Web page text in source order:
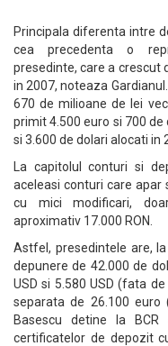
Principala diferenta intre
cea precedenta o
presedinte, care a crescut
in 2007, noteaza
670 de milioane de lei
primit 4.500 euro si 700
si 3.600 de dolari alocati in
La capitolul conturi si
aceleasi conturi care apar
cu mici modificari,
aproximativ 17.000 RON.
Astfel, presedintele are,
depunere de 42.000 de
USD si 5.580 USD (fata
separata de 26.100 euro
Basescu detine la
certificatelor de depozit